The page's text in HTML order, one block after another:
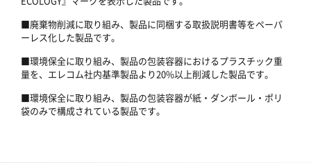
■廃棄物削減に取り組み、製品に同梱する取扱説明書等をペーパ
ーレス化した製品です。
■環境保全に取り組み、製品の包装容器におけるプラスチック重
量を、エレコム社内基準製品より20%以上削減した製品です。
■環境保全に取り組み、製品の包装容器が紙・ダンボール・ポリ
袋のみで構成されている製品です。